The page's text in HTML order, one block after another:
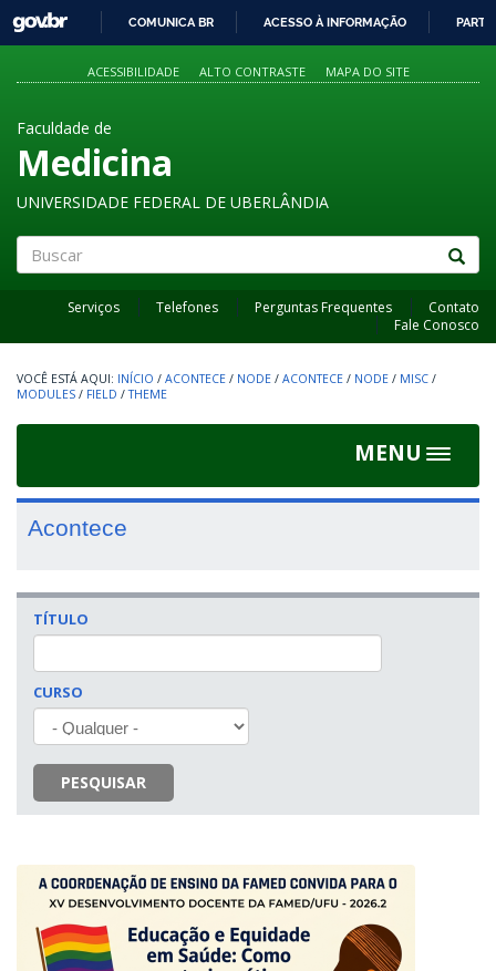
PARA
O
GOVBR
COMUNICA BR ACESSO À INFORMAÇÃO
ACESSIBILIDADE ALTO CONTRASTE MAPA DO SITE
Faculdade de
Medicina
UNIVERSIDADE FEDERAL DE UBERLÂNDIA
Serviços Telefones Perguntas Frequentes
Contato
Fale Conosco
INÍCIO / ACONTECE / NODE / ACONTECE / NODE / MISC /
MODULES / FIELD / THEME
MENU
Toggle
Acontece
TÍTULO
CURSO
PESQUISAR